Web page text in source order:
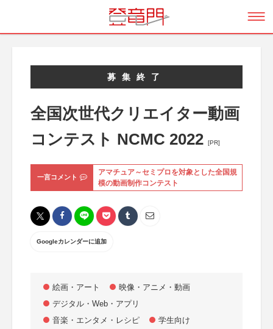
募集終了
全国次世代クリエイター動画
コンテスト NCMC 2022
[PR]
一言コメント
アマチュア～セミプロを対象とした全国規
模の動画制作コンテスト
Googleカレンダーに追加
絵画・アート
映像・アニメ・動画
デジタル・Web・アプリ
音楽・エンタメ・レシピ
学生向け